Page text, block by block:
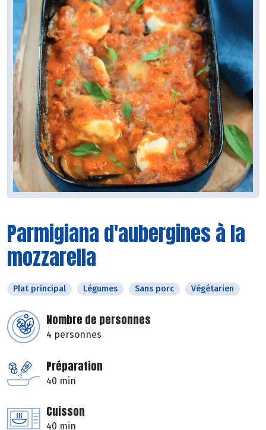
Parmigiana d'aubergines à la
mozzarella
Plat principal Légumes Sans porc Végétarien
Nombre de personnes
4 personnes
Préparation
40 min
Cuisson
40 min